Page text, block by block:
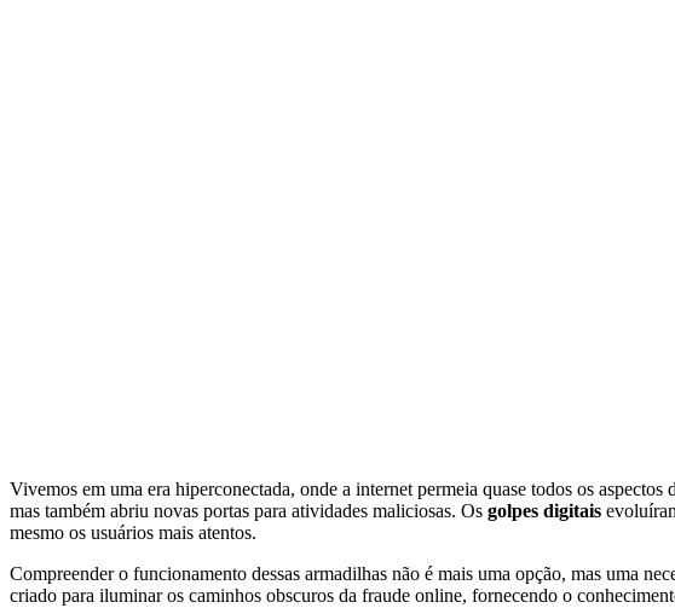
Vivemos em uma era hiperconectada, onde a internet permeia quase todos os
mas também abriu novas portas para atividades maliciosas. Os golpes digitais
mesmo os usuários mais atentos.
Compreender o funcionamento dessas armadilhas não é mais uma opção, mas uma
criado para iluminar os caminhos obscuros da fraude online, fornecendo o